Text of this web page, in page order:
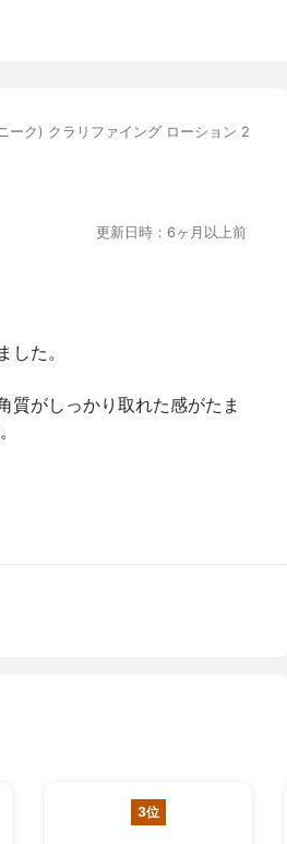
ーク) クラリファイング ローション 2
更新日時：6ヶ月以上前
た。
質がしっかり取れた感がたま
3位